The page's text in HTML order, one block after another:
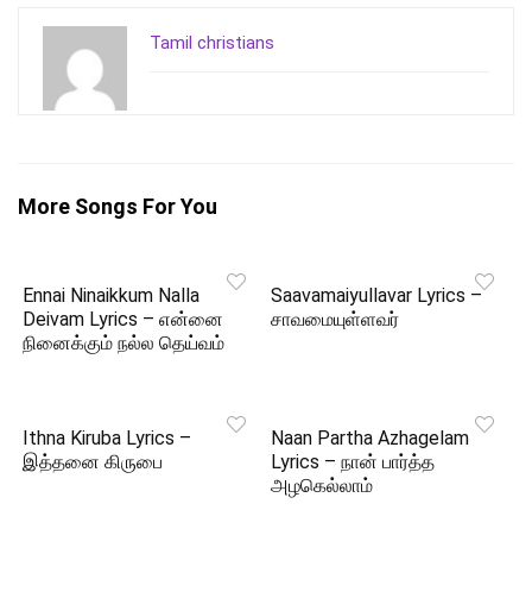
Tamil christians
More Songs For You
Ennai Ninaikkum Nalla
Deivam Lyrics – என்னை
நினைக்கும் நல்ல தெய்வம்
Saavamaiyullavar Lyrics –
சாவமையுள்ளவர்
Ithna Kiruba Lyrics –
இத்தனை கிருபை
Naan Partha Azhagelam
Lyrics – நான் பார்த்த
அழகெல்லாம்